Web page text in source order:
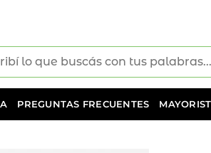
PREGUNTAS FRECUENTES